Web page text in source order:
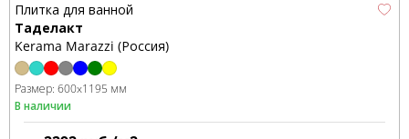
Плитка для ванной
Таделакт
Kerama Marazzi (Россия)
Размер: 600x1195 мм
В наличии